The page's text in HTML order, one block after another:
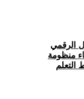
الرقمي
منظومة
التعلم